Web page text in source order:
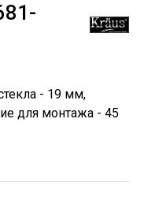
- 19 мм,
для монтажа - 45